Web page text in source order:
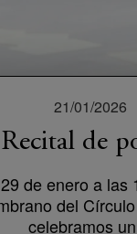
21/01/2026
Recital de
de enero a las
del
celebramos